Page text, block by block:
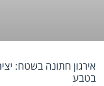
אירגון חתונה בשטח:
בטבע